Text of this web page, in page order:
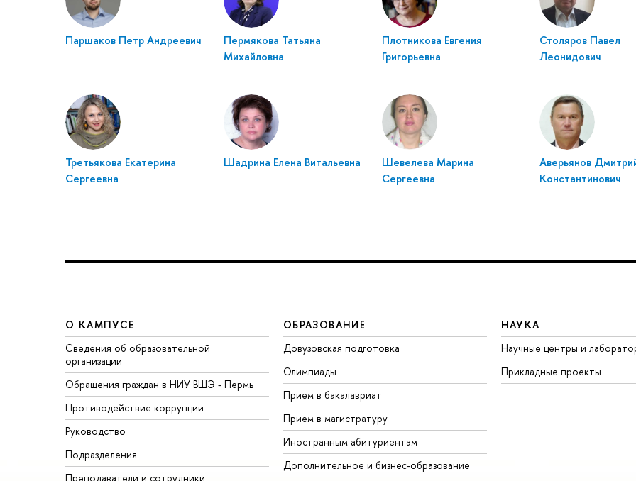
Паршаков Петр Андреевич
Пермякова Татьяна
Михайловна
Плотникова Евгения
Григорьевна
Столяров Павел
Леонидович
Третьякова Екатерина
Сергеевна
Шадрина Елена Витальевна
Шевелева Марина
Сергеевна
Аверьянов
Константинович
О КАМПУСЕ
Сведения об образовательной
организации
Обращения граждан в НИУ ВШЭ - Пермь
Противодействие коррупции
Руководство
Подразделения
Преподаватели и сотрудники
ОБРАЗОВАНИЕ
Довузовская подготовка
Олимпиады
Прием в бакалавриат
Прием в магистратуру
Иностранным абитуриентам
Дополнительное и бизнес-образование
НАУКА
Научные центры и
Прикладные проекты